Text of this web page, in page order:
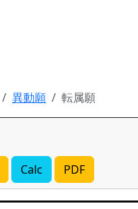
異動願 転属願
Calc PDF